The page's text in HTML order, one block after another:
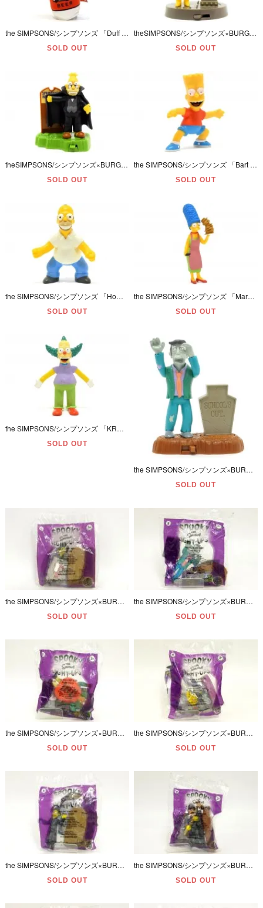
the SIMPSONS/シンプソンズ 「Duff BEER/ダフビール・Plush/プラッシュ･ぬいぐるみ」
SOLD OUT
theSIMPSONS/シンプソンズ×BURGER KING/バーガーキング・MEAL TOY/ミールトイ・SPOOKY LIGHT-UPSハロウィンスペシャル「MILHOUSE/ミルハウス」(11)
SOLD OUT
theSIMPSONS/シンプソンズ×BURGER KING/バーガーキング・MEAL TOY/ミールトイ・SPOOKY LIGHT-UPSハロウィンスペシャル「ABRAHAM/エイブラハム」(12)
SOLD OUT
the SIMPSONS/シンプソンズ 「Bart Simpson/バートシンプソン・PVCフィギュア」 1998年・6.1cm
SOLD OUT
the SIMPSONS/シンプソンズ 「Homer Simpson/ホーマーシンプソン・PVCフィギュア」 6.6cm
SOLD OUT
the SIMPSONS/シンプソンズ 「Marge Simpson/マージシンプソン・PVCフィギュア」 11.6cm
SOLD OUT
the SIMPSONS/シンプソンズ 「KRUSTY THE CLOWN/クラスティー・ザ・クラウン・ベンダブルPVCフィギュア(※キーチェーン部分欠品)」 8.9cm
SOLD OUT
the SIMPSONS/シンプソンズ×BURGER KING/バーガーキング・ミールトイ/キッズクラブ・SPOOKY LIGHT-UPS・ハロウィンスペシャル・フィギュア 「シーモア校長」 ヤケ有
SOLD OUT
the SIMPSONS/シンプソンズ×BURGER KING/バーガーキング・MEAL TOY/ミールトイ 「NED FLANDERS/ネッドフランダース」 SPOOKY LIGHT UPS
SOLD OUT
the SIMPSONS/シンプソンズ×BURGER KING/バーガーキング・MEAL TOY/ミールトイ 「SEYMOUR SKINNER/シーモア・スキナー(校長)」2
SOLD OUT
the SIMPSONS/シンプソンズ×BURGER KING/バーガーキング・MEAL TOY/ミールトイ 「APU NAHASAPEEMAPETILON/アプー(コンビニ店主)」3
SOLD OUT
the SIMPSONS/シンプソンズ×BURGER KING/バーガーキング・MEAL TOY/ミールトイ 「MONTY BURNS/モンティ・バーンズ(SNPP社長)」4
SOLD OUT
the SIMPSONS/シンプソンズ×BURGER KING/バーガーキング・MEAL TOY/ミールトイ 「NED FLANDERS/ネッド・フランダース(隣人)」5
SOLD OUT
the SIMPSONS/シンプソンズ×BURGER KING/バーガーキング・MEAL TOY/ミールトイ 「GROUNDSKEEPER WILLIE/ウィリー(用務員)」8
SOLD OUT